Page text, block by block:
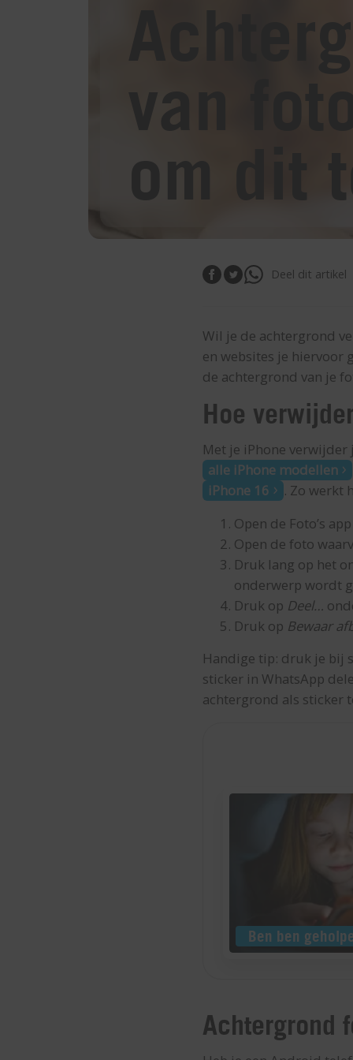
van
om dit
Deel dit artikel
Wil je de achtergrond
en websites je hiervoor
de achtergrond van je
Hoe
Met je iPhone verwijder
alle iPhone modellen
iPhone 16
. Zo werkt
Open de Foto’s
Open de foto
Druk lang op het
onderwerp wordt
Druk op Deel…
Druk op Bewaar
Handige tip: druk je bij
sticker in WhatsApp
achtergrond als sticker
Achtergrond